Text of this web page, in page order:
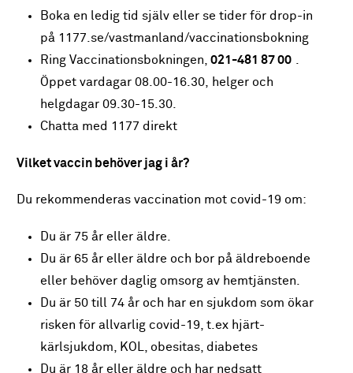
Boka en ledig tid själv eller se tider för drop-in
på 1177.se/vastmanland/vaccinationsbokning
Ring Vaccinationsbokningen,021-481 87 00 .
Öppet vardagar 08.00-16.30, helger och
helgdagar 09.30-15.30.
Chatta med 1177 direkt
Vilket vaccin behöver jag i år?
Du rekommenderas vaccination mot covid-19 om:
Du är 75 år eller äldre.
Du är 65 år eller äldre och bor på äldreboende
eller behöver daglig omsorg av hemtjänsten.
Du är 50 till 74 år och har en sjukdom som ökar
risken för allvarlig covid-19, t.ex hjärt-
kärlsjukdom, KOL, obesitas, diabetes
Du är 18 år eller äldre och har nedsatt